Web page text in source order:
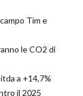
Tim e
le CO2 di
a +14,7%
il 2025